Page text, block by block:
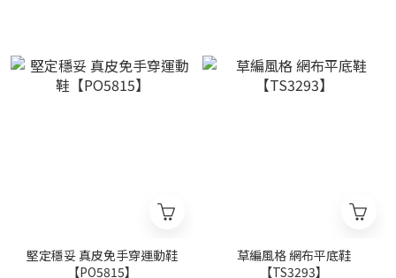
堅定穩妥 真皮免手穿運動鞋
【PO5815】
草編風格 網布平底鞋
【TS3293】